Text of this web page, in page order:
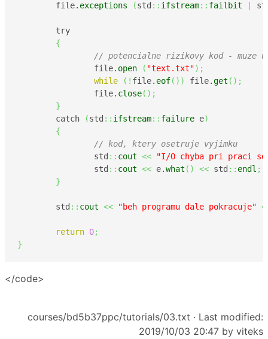
	file.
exceptions (std :: ifstream:: failbit
{
// potencialne rizikovy kod - muze
		file.
open ( "text.txt") ;
while
( ! file. eof( ) ) file.get ( ) ;
		file.
close( ) ;
}
	catch
(std :: ifstream:: failure e)
{
// kod, ktery osetruje vyjimku
		std
:: cout <<
"I/O chyba pri praci se
		std
:: cout << e.what ( ) << std :: endl ;
}
	std
:: cout << "beh programu dale pokracuje"
return 0;
}
</code>
courses/bd5b37ppc/tutorials/03.txt · Last modified:
2019/10/03 20:47 by viteks